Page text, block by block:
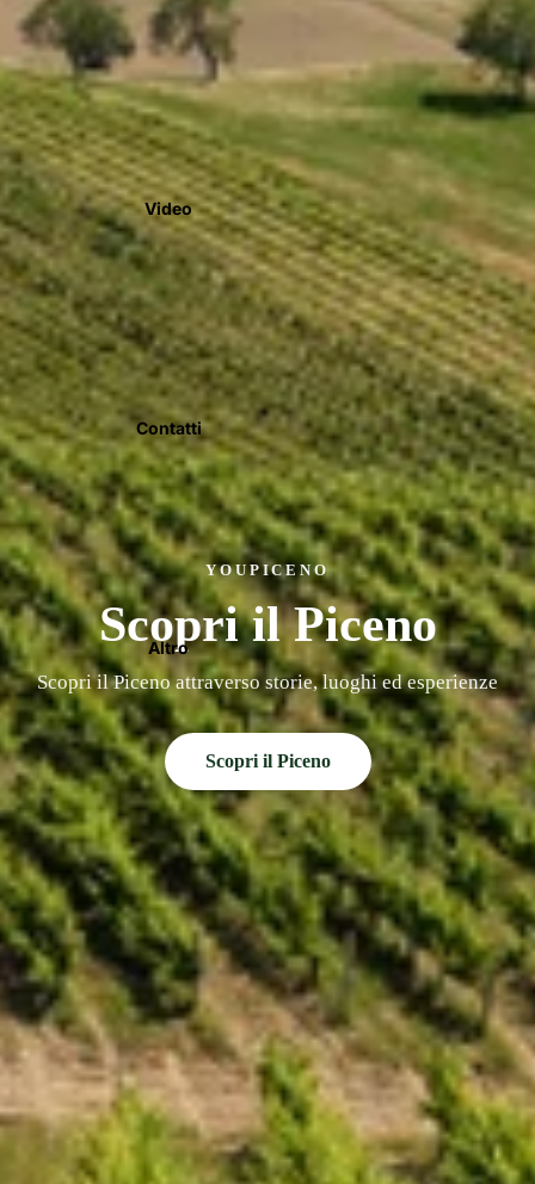
Video
Contatti
Altro
YOUPICENO
Scopri il Piceno
Scopri il Piceno attraverso storie, luoghi ed esperienze
Scopri il Piceno